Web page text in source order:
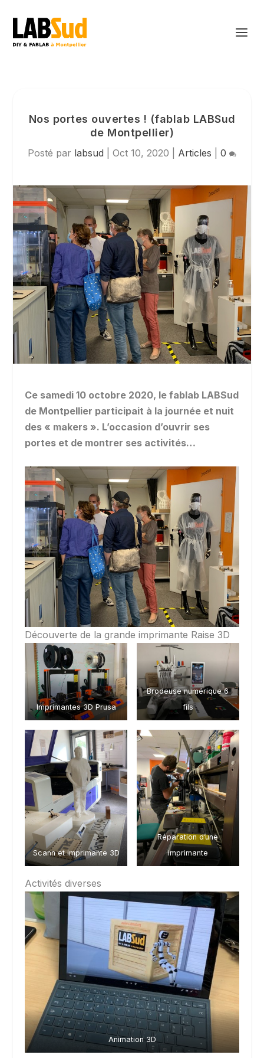
Nos portes ouvertes ! (fablab LABSud
de Montpellier)
Posté par labsud Oct 10, 2020 Articles 0
Ce samedi 10 octobre 2020, le fablab LABSud
de Montpellier participait à la journée et nuit
des « makers ». L’occasion d’ouvrir ses
portes et de montrer ses activités…
Découverte de la grande imprimante Raise 3D
Imprimantes 3D Prusa
Brodeuse numérique 6
fils
Scann et imprimante 3D
Réparation d’une
imprimante
Activités diverses
Animation 3D